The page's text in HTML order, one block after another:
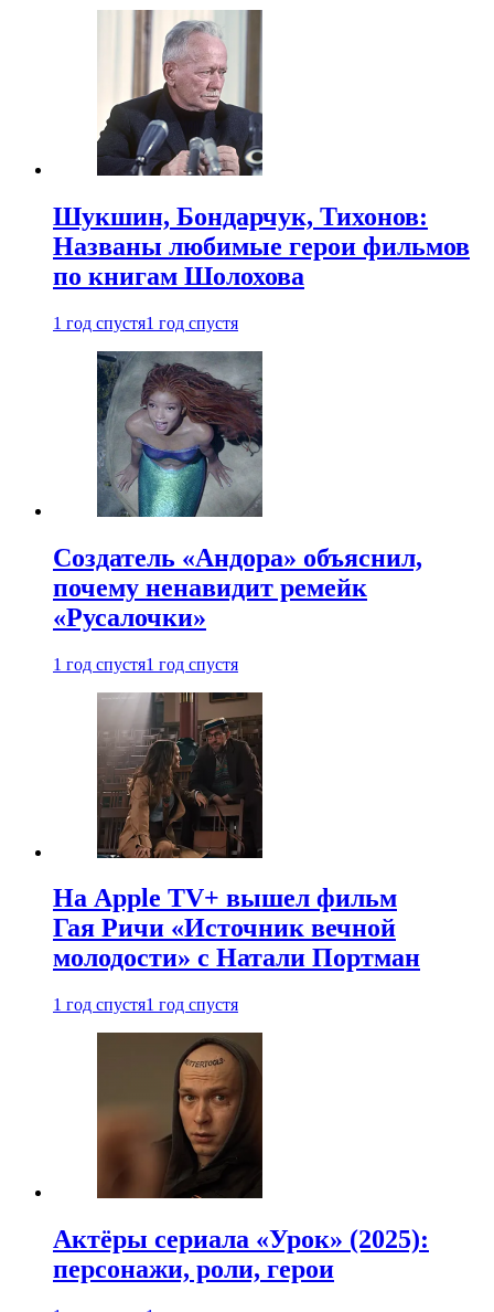
Шукшин, Бондарчук, Тихонов:
Названы любимые герои фильмов
по книгам Шолохова
1 год спустя1 год спустя
Создатель «Андора» объяснил,
почему ненавидит ремейк
«Русалочки»
1 год спустя1 год спустя
На Apple TV+ вышел фильм
Гая Ричи «Источник вечной
молодости» с Натали Портман
1 год спустя1 год спустя
Актёры сериала «Урок» (2025):
персонажи, роли, герои